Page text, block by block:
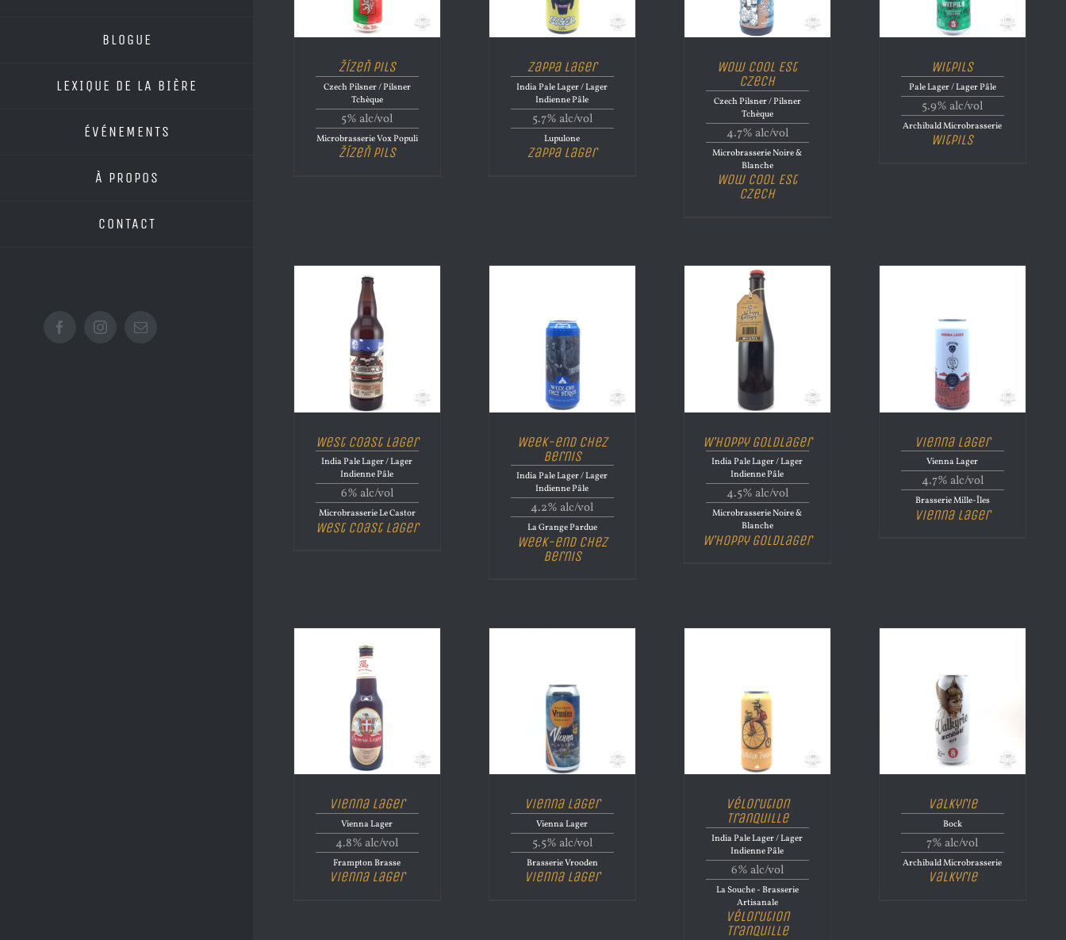
BLOGUE
LEXIQUE DE LA BIÈRE
ÉVÉNEMENTS
À PROPOS
CONTACT
FacebookInstagramEmail
Žízeň Pils
Czech Pilsner / Pilsner
Tchèque
5% alc/vol
Microbrasserie Vox Populi
Žízeň Pils
Zappa Lager
India Pale Lager / Lager
Indienne Pâle
5.7% alc/vol
Lupulone
Zappa Lager
Wow Cool Est
Czech
Czech Pilsner / Pilsner
Tchèque
4.7% alc/vol
Microbrasserie Noire &
Blanche
Wow Cool Est
Czech
Witpils
Pale Lager / Lager Pâle
5.9% alc/vol
Archibald Microbrasserie
Witpils
West Coast Lager
India Pale Lager / Lager
Indienne Pâle
6% alc/vol
Microbrasserie Le Castor
West Coast Lager
Week-end Chez
Bernis
India Pale Lager / Lager
Indienne Pâle
4.2% alc/vol
La Grange Pardue
Week-end Chez
Bernis
W’hoppy Goldlager
India Pale Lager / Lager
Indienne Pâle
4.5% alc/vol
Microbrasserie Noire &
Blanche
W’hoppy Goldlager
Vienna Lager
Vienna Lager
4.7% alc/vol
Brasserie Mille-Îles
Vienna Lager
Vienna Lager
Vienna Lager
4.8% alc/vol
Frampton Brasse
Vienna Lager
Vienna Lager
Vienna Lager
5.5% alc/vol
Brasserie Vrooden
Vienna Lager
Vélorution
Tranquille
India Pale Lager / Lager
Indienne Pâle
6% alc/vol
La Souche - Brasserie
Artisanale
Vélorution
Tranquille
Valkyrie
Bock
7% alc/vol
Archibald Microbrasserie
Valkyrie